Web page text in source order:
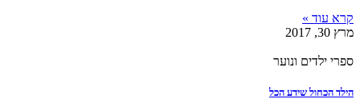
קרא עוד »
מרץ 30, 2017
ספרי ילדים ונוער
הילד הכחול שידע הכל